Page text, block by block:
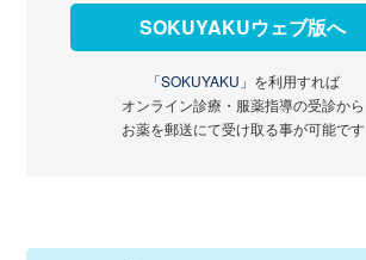
SOKUYAKUウェブ版へ
「SOKUYAKU」 を利用すれば
オンライン診療・服薬指導の受診から
お薬を郵送にて受け取る事が可能です